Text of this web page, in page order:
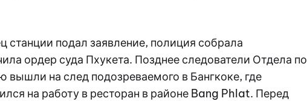
станции подал заявление, полиция собрала
ордер суда Пхукета. Позднее следователи Отдела по
вышли на след подозреваемого в Бангкоке, где
на работу в ресторан в районе Bang Phlat. Перед